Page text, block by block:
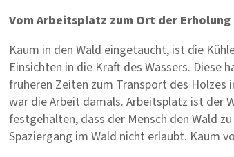
Vom Arbeitsplatz zum Ort der Erholung
Kaum in den Wald eingetaucht, ist die
Einsichten in die Kraft des Wassers.
früheren Zeiten zum Transport des Holzes
war die Arbeit damals. Arbeitsplatz ist der
festgehalten, dass der Mensch den Wald
Spaziergang im Wald nicht erlaubt. Kaum